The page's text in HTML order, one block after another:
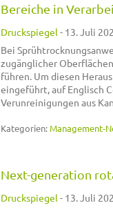
Bereiche in
Druckspiegel - 13. Juli
Bei
zugänglicher
führen. Um diesen
eingeführt, auf Englisch
Verunreinigungen aus
Kategorien: Management-
Next-generation
Druckspiegel - 13. Juli